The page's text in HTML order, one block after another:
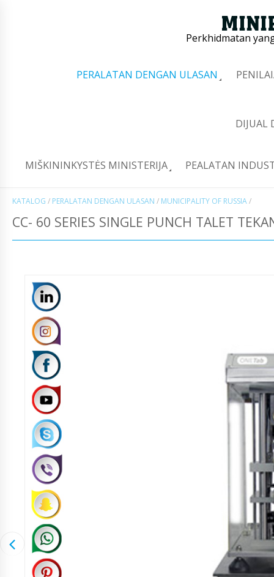
Perkhidmatan
PERALATAN DENGAN ULASAN
DIJUAL
MIŠKININKYSTĖS MINISTERIJA PEALATAN
KATALOG / PERALATAN DENGAN ULASAN / MUNICIPALITY OF RUSSIA/
CC- 60 SERIES SINGLE PUNCH TALET